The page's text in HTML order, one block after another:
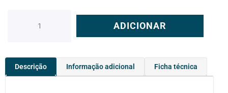
ADICIONAR
Descrição Informação adicional Ficha técnica